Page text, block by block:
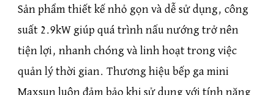
Sản phẩm thiết kế nhỏ gọn và dễ sử dụng, công
suất 2.9kW giúp quá trình nấu nướng trở nên
tiện lợi, nhanh chóng và linh hoạt trong việc
quản lý thời gian. Thương hiệu bếp ga mini
Maxsun luôn đảm bảo khi sử dụng với tính năng